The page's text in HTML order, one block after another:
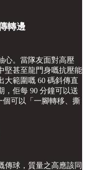
轉邊
心。當隊友面對高壓
堅甚至龍門身嘅抗壓能
大範圍嘅 60 碼斜傳直
，佢每 90 分鐘可以送
個可以「一腳轉移、撕
傳球，質量之高應該同